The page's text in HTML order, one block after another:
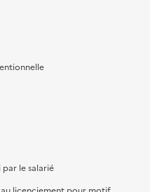
le salarié